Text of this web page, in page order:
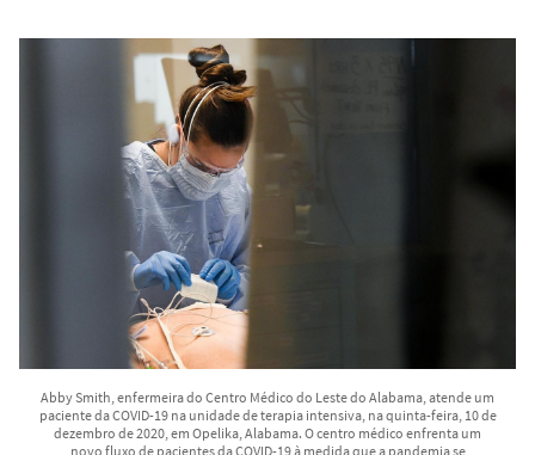
Abby Smith, enfermeira do Centro Médico do Leste do Alabama, atende um
paciente da COVID-19 na unidade de terapia intensiva, na quinta-feira, 10 de
dezembro de 2020, em Opelika, Alabama. O centro médico enfrenta um
novo fluxo de pacientes da COVID-19 à medida que a pandemia se